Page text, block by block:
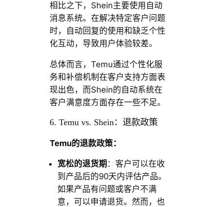
相比之下，Shein主要使用自动
消息系统。在解决特定客户问题
时，自动回复的使用和缺乏个性
化互动，导致用户体验较差。
总体而言，Temu通过个性化服
务和补偿机制在客户支持方面表
现出色，而Shein的自动系统在
客户满意度方面存在一些不足。
6. Temu vs. Shein：退款政策
Temu的退款政策：
宽松的退货期 ：客户可以在收
到产品后的90天内评估产品。
如果产品有问题或客户不满
意，可以申请退货。然而，也